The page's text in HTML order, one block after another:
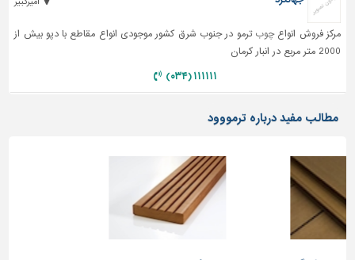
ماشین
آلات
محوطه
سازی
نما
ساخت
و
ساز
مرکز فروش انواعچوب ترمو در جنوب شرق کشور موجودی انواع مقاطع با دپو بیش از
2000 متر مربع در انبار کرمان
۱۱۱۱۱۱ (۰۳۴)
مطالب مفید درباره ترمووود